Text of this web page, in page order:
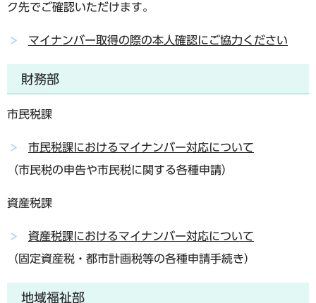
ク先でご確認いただけます。
マイナンバー取得の際の本人確認にご協力ください
財務部
市民税課
市民税課におけるマイナンバー対応について
（市民税の申告や市民税に関する各種申請）
資産税課
資産税課におけるマイナンバー対応について
（固定資産税・都市計画税等の各種申請手続き）
地域福祉部